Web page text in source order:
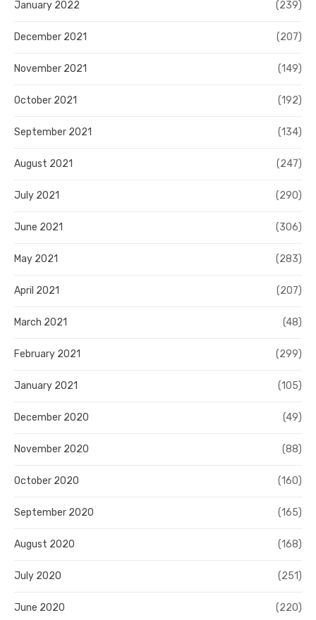
January 2022 (239)
December 2021 (207)
November 2021 (149)
October 2021 (192)
September 2021 (134)
August 2021 (247)
July 2021 (290)
June 2021 (306)
May 2021 (283)
April 2021 (207)
March 2021 (48)
February 2021 (299)
January 2021 (105)
December 2020 (49)
November 2020 (88)
October 2020 (160)
September 2020 (165)
August 2020 (168)
July 2020 (251)
June 2020 (220)